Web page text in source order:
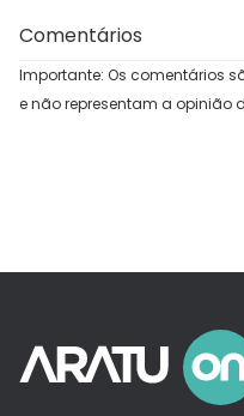
Comentários
Importante: Os comentários
e não representam a opinião